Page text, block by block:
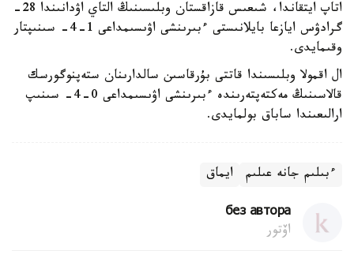
اتاپ ايتقاندا، شىعىس قازاقستان وبلىسىنىڭ التاي اۋدانىندا 28-
گرادۋس ايازعا بايلانىستى ءبىرىنشى اۋىسىمداعى 1-4- سىنىپتار
وقىمايدى.
ال اقمولا وبلىسىندا قاتتى بۇرقاسىن سالدارىنان ستەپنوگورسك
قالاسىنىڭ مەكتەپتەرىندە ءبىرىنشى اۋىسىمداعى 0-4- سىنىپ
ارالىعىندا ساباق بولمايدى.
ءبىلىم جانە عىلىم ايماق
без автора
اۆتور